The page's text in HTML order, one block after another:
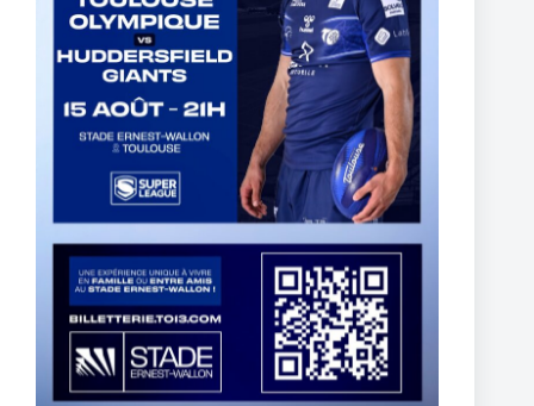
Fin de l’aventure Olympienne pour Reubenn Rennie
6 août 2026